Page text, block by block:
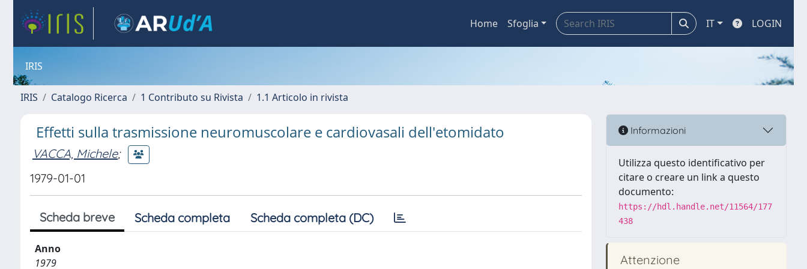
Home Sfoglia IT LOGIN
IRIS
IRIS Catalogo Ricerca 1 Contributo su Rivista 1.1 Articolo in rivista
Effetti sulla trasmissione neuromuscolare e cardiovasali dell'etomidato
VACCA, Michele;
1979-01-01
Scheda breve Scheda completa Scheda completa (DC)
Anno
1979
Informazioni
Utilizza questo identificativo per
citare o creare un link a questo
documento:
https://hdl.handle.net/11564/177
438
Attenzione